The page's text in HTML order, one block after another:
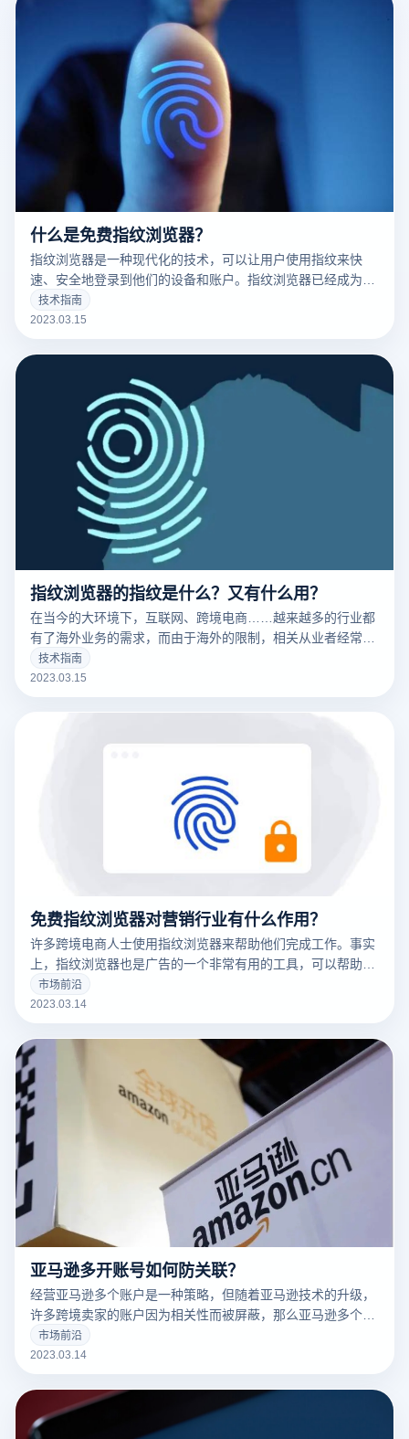
什么是免费指纹浏览器？
指纹浏览器是一种现代化的技术，可以让用户使用指纹来快
速、安全地登录到他们的设备和账户。指纹浏览器已经成为了
现代科技的标志之一，并且越来越多的人开始使用它。
技术指南
2023.03.15
指纹浏览器的指纹是什么？又有什么用？
在当今的大环境下，互联网、跨境电商……越来越多的行业都
有了海外业务的需求，而由于海外的限制，相关从业者经常要
针对不同的工作内容用到不同的IP，这时候便要用到指纹浏览
器。要清楚的了解什么是指纹浏览器之前，我们需要知道什么
很大的不同
技术指南
2023.03.15
免费指纹浏览器对营销行业有什么作用？
许多跨境电商人士使用指纹浏览器来帮助他们完成工作。事实
上，指纹浏览器也是广告的一个非常有用的工具，可以帮助广
告营销人员解决许多问题。
市场前沿
2023.03.14
亚马逊多开账号如何防关联？
经营亚马逊多个账户是一种策略，但随着亚马逊技术的升级，
许多跨境卖家的账户因为相关性而被屏蔽，那么亚马逊多个账
户和多个商店的卖家如何防止相关性呢？有什么好的防关联方
法？
市场前沿
2023.03.14